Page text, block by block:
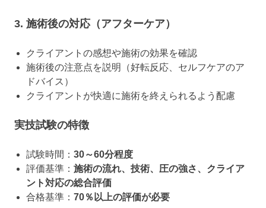
3. 施術後の対応（アフターケア）
クライアントの感想や施術の効果を確認
施術後の注意点を説明（好転反応、セルフケアのア
ドバイス）
クライアントが快適に施術を終えられるよう配慮
実技試験の特徴
試験時間： 30～60分程度
評価基準： 施術の流れ、技術、圧の強さ、クライア
ント対応の総合評価
合格基準： 70％以上の評価が必要